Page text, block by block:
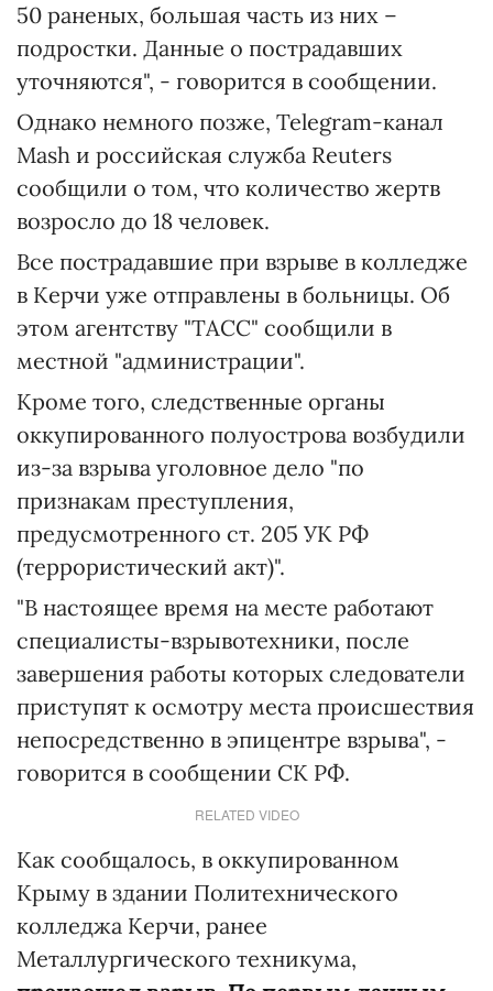
50 раненых, большая часть из них –
подростки. Данные о пострадавших
уточняются", - говорится в сообщении.
Однако немного позже, Telegram-канал
Mash и российская служба Reuters
сообщили о том, что количество жертв
возросло до 18 человек.
Все пострадавшие при взрыве в колледже
в Керчи уже отправлены в больницы. Об
этом агентству "ТАСС" сообщили в
местной "администрации".
Кроме того, следственные органы
оккупированного полуострова возбудили
из-за взрыва уголовное дело "по
признакам преступления,
предусмотренного ст. 205 УК РФ
(террористический акт)".
"В настоящее время на месте работают
специалисты-взрывотехники, после
завершения работы которых следователи
приступят к осмотру места происшествия
непосредственно в эпицентре взрыва", -
говорится в сообщении СК РФ.
RELATED VIDEO
Как сообщалось, в оккупированном
Крыму в здании Политехнического
колледжа Керчи, ранее
Металлургического техникума,